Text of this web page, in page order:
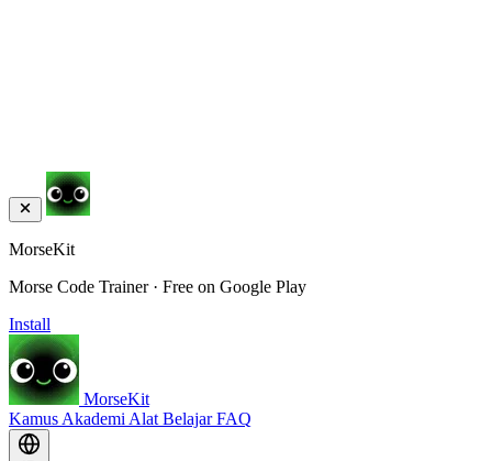
MorseKit
Morse Code Trainer · Free on Google Play
Install
MorseKit
Kamus Akademi Alat BelajarFAQ